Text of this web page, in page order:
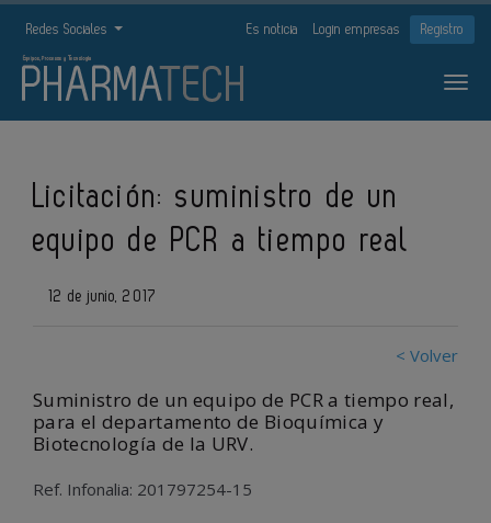
Redes Sociales Es noticia Login empresas Registro
Licitación: suministro de un
equipo de PCR a tiempo real
12 de junio, 2017
< Volver
Suministro de un equipo de PCR a tiempo real,
para el departamento de Bioquímica y
Biotecnología de la URV.
Ref. Infonalia: 201797254-15